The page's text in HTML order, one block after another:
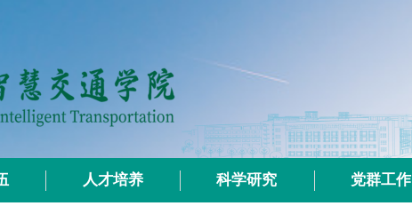
人才培养 科学研究 党群工作